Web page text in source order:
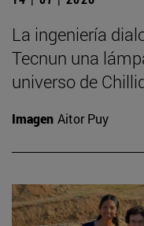
La ingeniería
Tecnun una
universo de
Imagen Aitor Puy